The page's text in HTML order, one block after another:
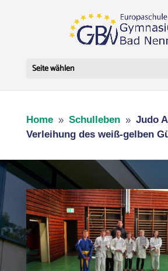
Seite wählen
Home 9 Schulleben 9 Judo
Verleihung des weiß-gelben